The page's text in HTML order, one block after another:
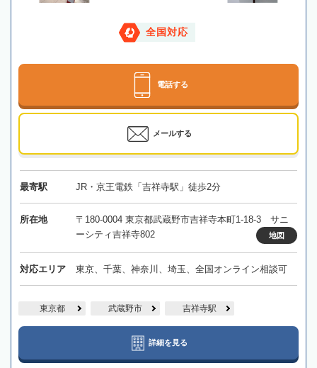
全国対応
電話する
メールする
最寄駅 JR・京王電鉄「吉祥寺駅」徒歩2分
所在地
〒180-0004 東京都武蔵野市吉祥寺本町1-18-3 サニ
ーシティ吉祥寺802
地図
対応エリア 東京、千葉、神奈川、埼玉、全国オンライン相談可
東京都 武蔵野市 吉祥寺駅
詳細を見る